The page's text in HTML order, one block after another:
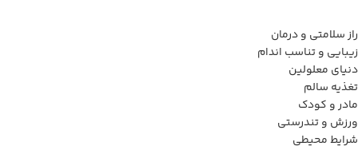
راز سلامتی و درمان
زیبایی و تناسب اندام
دنیای معلولین
تغذیه سالم
مادر و کودک
ورزش و تندرستی
شرایط محیطی